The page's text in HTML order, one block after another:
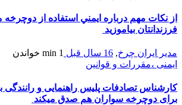
از نكات مهم درباره ايمني استفاده از دوچرخه
فرزندانتان بياموزيد
مدیر ایران چرخ, 16 سال قبل 1 min
خواندن
ایمنی ،مقررات و قوانین
کارشناس تصادفات پلیس راهنمایی و رانندگی
برای دوچرخه ‏‏سواران هم صدق می‏کند